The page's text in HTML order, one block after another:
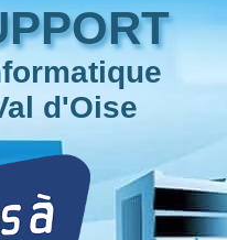
d'Oise